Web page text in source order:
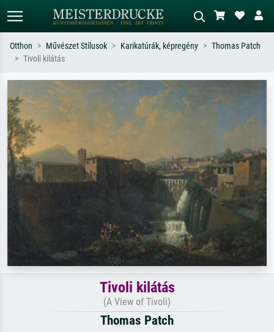
Keressen művész, műcím vagy stílus
szerint – pl. Monet, Csillagos éj,
impresszionizmus, Hokusai-hullám,
akt.
Írja le a jelenetet – pl. zöld rét, sok
piros absztrakt, sötét olajkép, álló akt
Otthon Művészet Stílusok Karikatúrák, képregény
Thomas Patch
Tivoli kilátás
Tivoli kilátás
(A View of Tivoli)
Thomas Patch